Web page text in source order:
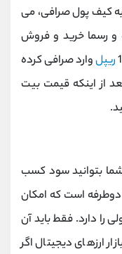
به کیف پول صرافی، می
و رسما خرید و فروش
ریپلوارد صرافی کرده
از اینکه قیمت بیت
شما بتوانید سود کسب
دوطرفه است که امکان
را دارد. فقط باید آن
ارزهای دیجیتال اگر